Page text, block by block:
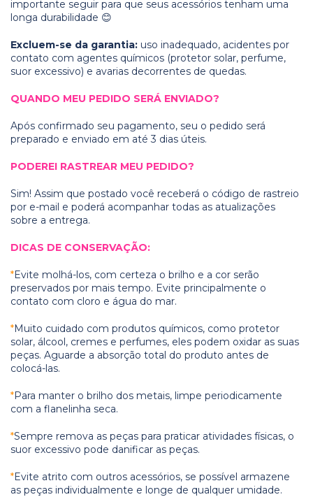
importante seguir para que seus acessórios tenham uma
longa durabilidade 😊
Excluem-se da garantia: uso inadequado, acidentes por
contato com agentes químicos (protetor solar, perfume,
suor excessivo) e avarias decorrentes de quedas.
QUANDO MEU PEDIDO SERÁ ENVIADO?
Após confirmado seu pagamento, seu o pedido será
preparado e enviado em até 3 dias úteis.
PODEREI RASTREAR MEU PEDIDO?
Sim! Assim que postado você receberá o código de rastreio
por e-mail e poderá acompanhar todas as atualizações
sobre a entrega.
DICAS DE CONSERVAÇÃO:
*Evite molhá-los, com certeza o brilho e a cor serão
preservados por mais tempo. Evite principalmente o
contato com cloro e água do mar.
*Muito cuidad o com produtos químicos, como protetor
solar, álcool, cremes e perfumes, eles podem oxidar as suas
peças. Aguarde a absorção total do produto antes de
colocá-las.
*Para manter o brilho dos metais, limpe periodicamente
com a flanelinha seca.
*Sempre remova as peças para praticar atividades físicas, o
suor excessivo pode danificar as peças.
*Evite atrito com outros acessórios, se possível armazene
as peças individualmente e longe de qualquer umidade.